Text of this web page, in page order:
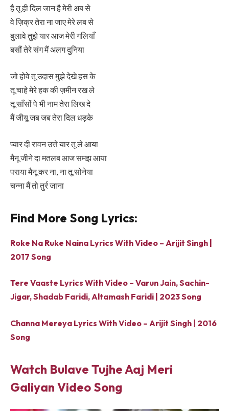
है तू ही दिल जान है मेरी अब से
वे ज़िक्र तेरा ना जाए मेरे लब से
बुलावे तुझे यार आज मेरी गलियाँ
बसौं तेरे संग मैं अलग दुनिया
जो होवे तू उदास मुझे देखे हस के
तू चाहे मेरे हक की ज़मीन रख ले
तू साँसों पे भी नाम तेरा लिख ​​दे
मैं जीयू जब जब तेरा दिल धड़के
प्यार दी रावन उत्ते यार तू ले आया
मैनू जीने दा मतलब आज समझ आया
पराया मैनू कर ना, ना तू सोनेया
चन्ना मैं तो तुर्र जाना
Find More Song Lyrics:
Roke Na Ruke Naina Lyrics With Video – Arijit Singh |
2017 Song
Tere Vaaste Lyrics With Video – Varun Jain, Sachin-
Jigar, Shadab Faridi, Altamash Faridi | 2023 Song
Channa Mereya Lyrics With Video – Arijit Singh | 2016
Song
Watch Bulave Tujhe Aaj Meri
Galiyan Video Song